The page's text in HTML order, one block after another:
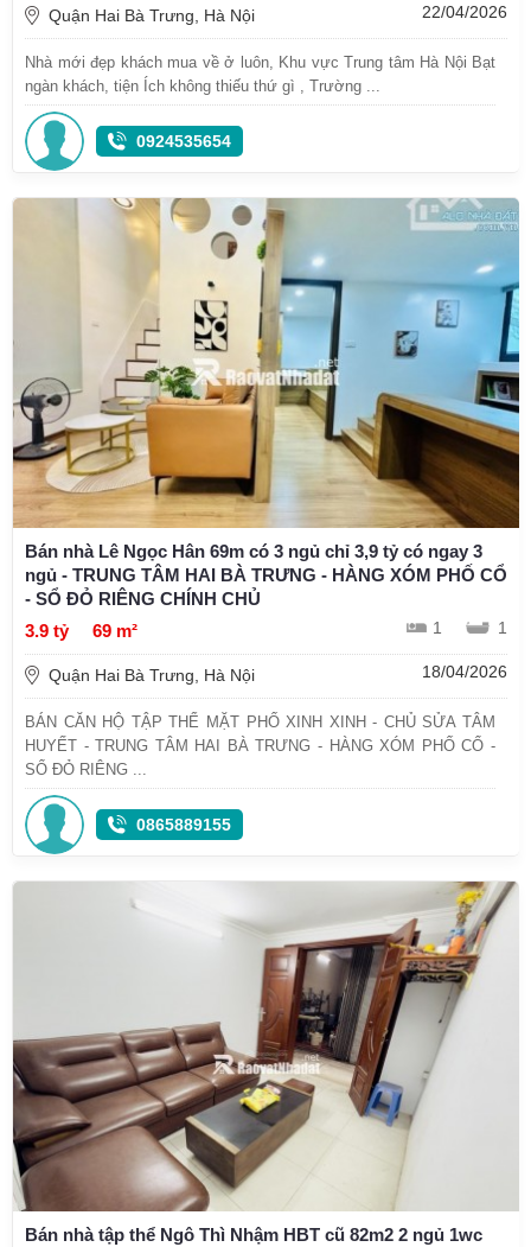
Quận Hai Bà Trưng, Hà Nội 22/04/2026
Nhà mới đẹp khách mua về ở luôn, Khu vực Trung tâm Hà Nội Bạt
ngàn khách, tiện Ích không thiếu thứ gì , Trường ...
0924535654
Bán nhà Lê Ngọc Hân 69m có 3 ngủ chỉ 3,9 tỷ có ngay 3
ngủ - TRUNG TÂM HAI BÀ TRƯNG - HÀNG XÓM PHỐ CỔ
- SỔ ĐỎ RIÊNG CHÍNH CHỦ
3.9 tỷ
69 m² 1 1
Quận Hai Bà Trưng, Hà Nội 18/04/2026
BÁN CĂN HỘ TẬP THỂ MẶT PHỐ XINH XINH - CHỦ SỬA TÂM
HUYẾT - TRUNG TÂM HAI BÀ TRƯNG - HÀNG XÓM PHỐ CỔ -
SỔ ĐỎ RIÊNG ...
0865889155
Bán nhà tập thể Ngô Thì Nhậm HBT cũ 82m2 2 ngủ 1wc